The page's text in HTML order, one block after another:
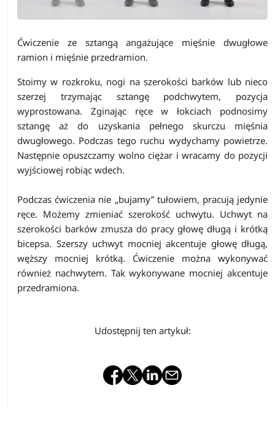
Ćwiczenie ze sztangą angażujące mięśnie dwugłowe
ramion i mięśnie przedramion.
Stoimy w rozkroku, nogi na szerokości barków lub nieco
szerzej trzymając sztangę podchwytem, pozycja
wyprostowana. Zginając ręce w łokciach podnosimy
sztangę aż do uzyskania pełnego skurczu mięśnia
dwugłowego. Podczas tego ruchu wydychamy powietrze.
Następnie opuszczamy wolno ciężar i wracamy do pozycji
wyjściowej robiąc wdech.
Podczas ćwiczenia nie „bujamy” tułowiem, pracują jedynie
ręce. Możemy zmieniać szerokość uchwytu. Uchwyt na
szerokości barków zmusza do pracy głowę długą i krótką
bicepsa. Szerszy uchwyt mocniej akcentuje głowę długą,
węższy mocniej krótką. Ćwiczenie można wykonywać
również nachwytem. Tak wykonywane mocniej akcentuje
przedramiona.
Udostępnij ten artykuł: